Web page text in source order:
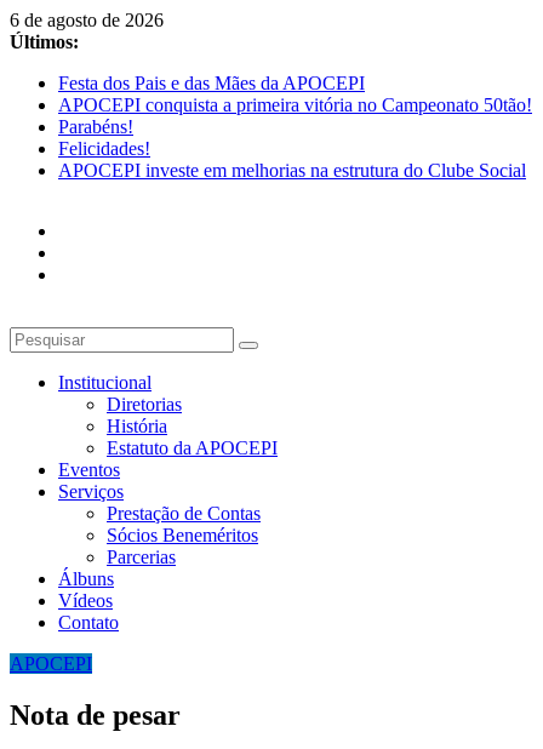
Pular
para
conteúdo
6 de agosto de 2026
Últimos:
Festa dos Pais e das Mães da APOCEPI
APOCEPI conquista a primeira vitória no Campeonato 50tão!
Parabéns!
Felicidades!
APOCEPI investe em melhorias na estrutura do Clube Social
Institucional
Diretorias
História
Estatuto da APOCEPI
Eventos
Serviços
Prestação de Contas
Sócios Beneméritos
Parcerias
Álbuns
Vídeos
Contato
APOCEPI
Nota de pesar